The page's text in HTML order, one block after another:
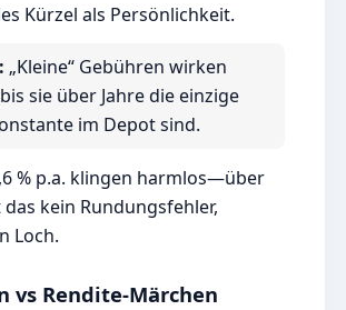
Kürzel als Persönlichkeit.
„Kleine“ Gebühren wirken
sie über Jahre die einzige
im Depot sind.
% p.a. klingen harmlos—über
das kein Rundungsfehler,
Loch.
vs Rendite-Märchen